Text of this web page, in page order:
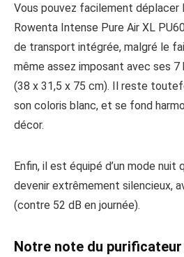
Vous pouvez facilement déplacer
Rowenta Intense Pure Air XL
de transport intégrée, malgré le
même assez imposant avec ses
(38 x 31,5 x 75 cm). Il reste
son coloris blanc, et se fond
décor.
Enfin, il est équipé d’un mode nuit
devenir extrêmement silencieux,
(contre 52 dB en journée).
Notre note du purificateur